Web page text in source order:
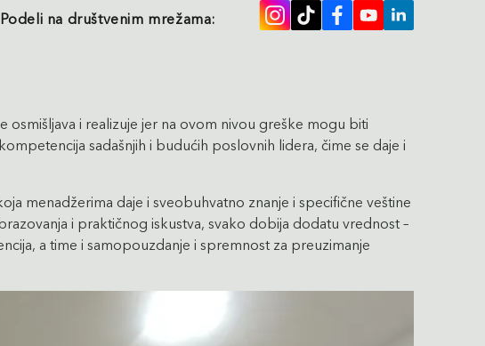
Podeli na društvenim mrežama:
osmišljava i realizuje jer na ovom nivou greške mogu biti
sadašnjih i budućih poslovnih lidera, čime se daje i
menadžerima daje i sveobuhvatno znanje i specifične veštine
i praktičnog iskustva, svako dobija dodatu vrednost –
a time i samopouzdanje i spremnost za preuzimanje